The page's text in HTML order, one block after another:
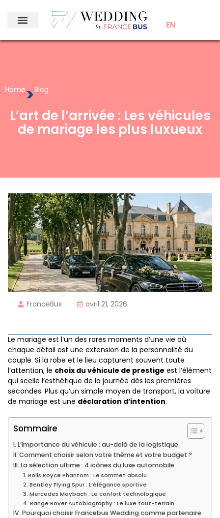
EN
Home>Blog
L’art de l’arrivée : Les véhicules
de mariage les plus luxueux
FranceBus avril 21, 2026
Le mariage est l’un des rares moments d’une vie où
chaque détail est une extension de la personnalité du
couple. Si la robe et le lieu capturent souvent toute
l’attention, le choix du véhicule de prestige est l’élément
qui scelle l’esthétique de la journée dès les premières
secondes. Plus qu’un simple moyen de transport, la voiture
de mariage est une déclaration d’intention.
Sommaire
I. L’importance du véhicule : au-delà de la logistique
II. Comment choisir selon votre thème et votre budget ?
III. La sélection ultime : 4 icônes du luxe automobile
1. Rolls Royce Phantom : Le sommet absolu
2. Bentley Flying Spur : L’élégance sportive
3. Mercedes Maybach : Le confort technologique
4. Range Rover Autobiography : Le luxe tout-terrain
IV. Pourquoi choisir Francebus Wedding comme partenaire